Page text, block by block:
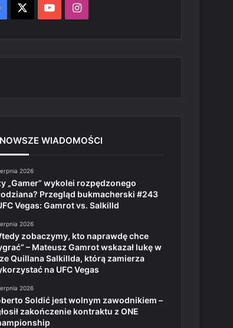
Facebook YouTubeInstagram
WIADOMOŚCI
2026
„Gamer” wykolei rozpędzonego
Przegląd bukmacherski #243
Vegas: Gamrot vs. Salkilld
2026
zobaczymy, kto naprawdę chce
– Mateusz Gamrot wskazał lukę w
Quillana Salkillda, którą zamierza
na UFC Vegas
2026
Soldić jest wolnym zawodnikiem –
zakończenie kontraktu z ONE